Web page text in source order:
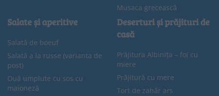
Musaca grecească
Salate și aperitive
Salată de boeuf
Salată a la russe (varianta de
post)
Ouă umplute cu sos cu
maioneză
Deserturi și prăjituri de
casă
Prăjitura Albinița – foi cu
miere
Prăjitură cu mere
Tort de zahăr ars